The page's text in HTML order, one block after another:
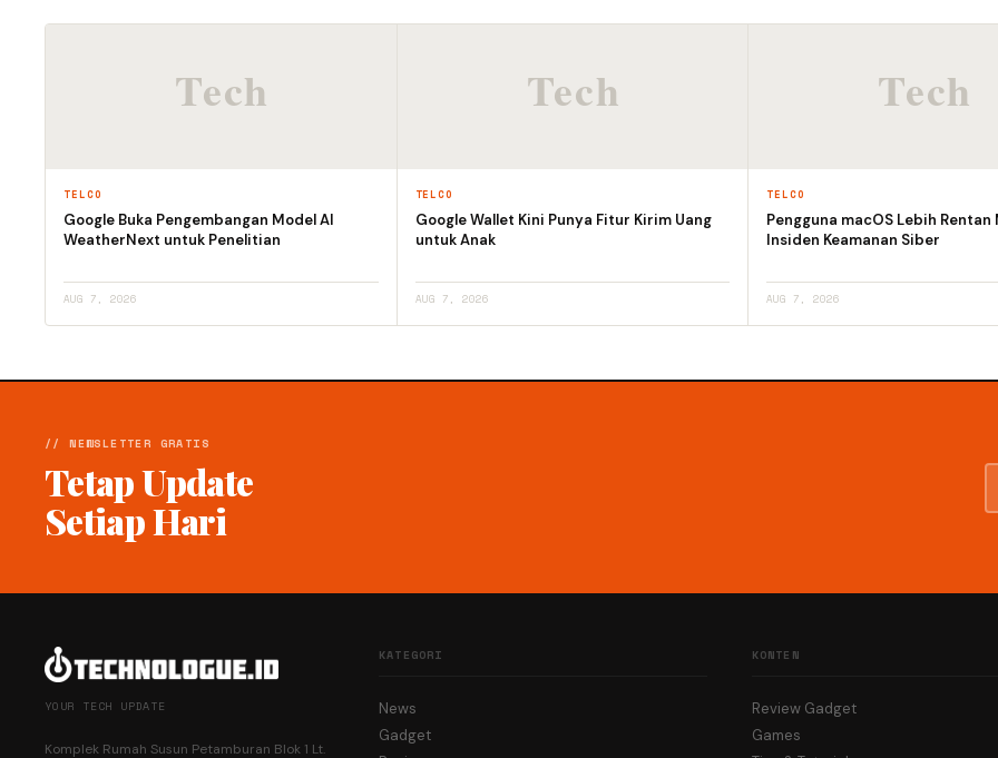
TELCO
Google Buka Pengembangan Model AI
WeatherNext untuk Penelitian
AUG 7, 2026
TELCO
Google Wallet Kini Punya Fitur Kirim Uang
untuk Anak
AUG 7, 2026
TELCO
Pengguna macOS Lebih Rentan
Insiden Keamanan Siber
AUG 7, 2026
// NEWSLETTER GRATIS
Tetap Update
Setiap Hari
YOUR TECH UPDATE
Komplek Rumah Susun Petamburan Blok 1 Lt.
KATEGORI
News
Gadget
KONTEN
Review Gadget
Games